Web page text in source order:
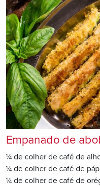
Empanado de
¼ de colher de café de
¼ de colher de café de
¼ de colher de café de